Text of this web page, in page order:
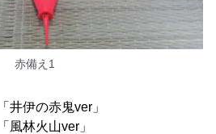
赤備え1
井伊の赤鬼ver」
風林火山ver」